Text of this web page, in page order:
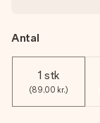
Antal
1 stk
(89,00 kr.)